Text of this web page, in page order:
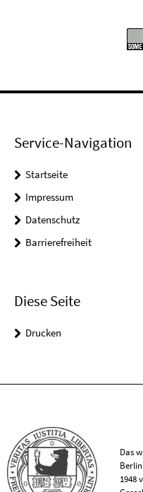
Service-Navigation
Startseite
Impressum
Datenschutz
Barrierefreiheit
Diese Seite
Drucken
Das
1948